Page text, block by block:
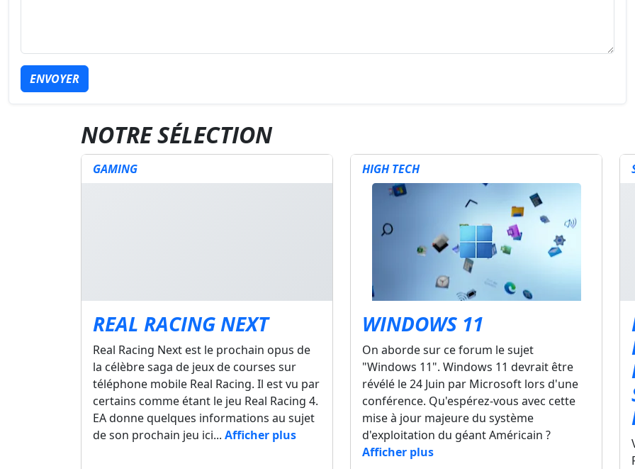
ENVOYER
NOTRE SÉLECTION
GAMING
REAL RACING NEXT
Real Racing Next est le prochain opus de
la célèbre saga de jeux de courses sur
téléphone mobile Real Racing. Il est vu par
certains comme étant le jeu Real Racing 4.
EA donne quelques informations au sujet
de son prochain jeu ici... Afficher plus
HIGH TECH
WINDOWS 11
On aborde sur ce forum le sujet
"Windows 11". Windows 11 devrait être
révélé le 24 Juin par Microsoft lors d'une
conférence. Qu'espérez-vous avec cette
mise à jour majeure du système
d'exploitation du géant Américain ?
Afficher plus